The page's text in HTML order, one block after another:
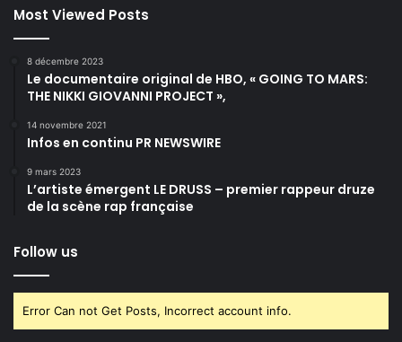
Most Viewed Posts
8 décembre 2023
Le documentaire original de HBO, « GOING TO MARS:
THE NIKKI GIOVANNI PROJECT »,
14 novembre 2021
Infos en continu PR NEWSWIRE
9 mars 2023
L’artiste émergent LE DRUSS – premier rappeur druze
de la scène rap française
Follow us
Error Can not Get Posts, Incorrect account info.